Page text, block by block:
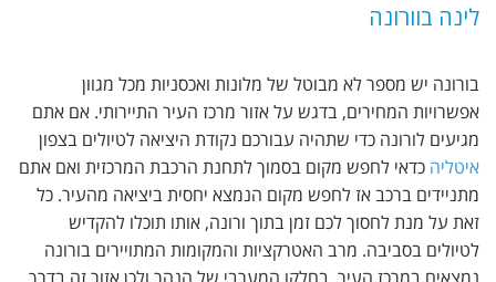
לינה בוורונה
בורונה יש מספר לא מבוטל של מלונות ואכסניות מכל מגוון
אפשרויות המחירים, בדגש על אזור מרכז העיר התיירותי. אם אתם
מגיעים לורונה כדי שתהיה עבורכם נקודת היציאה לטיולים בצפון
איטליה כדאי לחפש מקום בסמוך לתחנת הרכבת המרכזית ואם אתם
מתניידים ברכב אז לחפש מקום הנמצא יחסית ביציאה מהעיר. כל
זאת על מנת לחסוך לכם זמן בתוך ורונה, אותו תוכלו להקדיש
לטיולים בסביבה. מרב האטרקציות והמקומות המתויירים בורונה